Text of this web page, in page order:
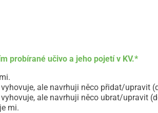
probírané učivo a jeho pojetí v KV.*
ale navrhuji něco přidat/upravit
ale navrhuji něco ubrat/upravit
mi.